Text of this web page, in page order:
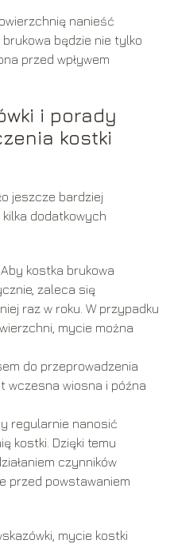
nanieść
będzie nie tylko
przed wpływem
i porady
kostki
jeszcze bardziej
dodatkowych
Aby kostka brukowa
zaleca się
raz w roku. W przypadku
mycie można
do przeprowadzenia
wczesna wiosna i późna
regularnie nanosić
kostki. Dzięki temu
czynników
przed powstawaniem
mycie kostki